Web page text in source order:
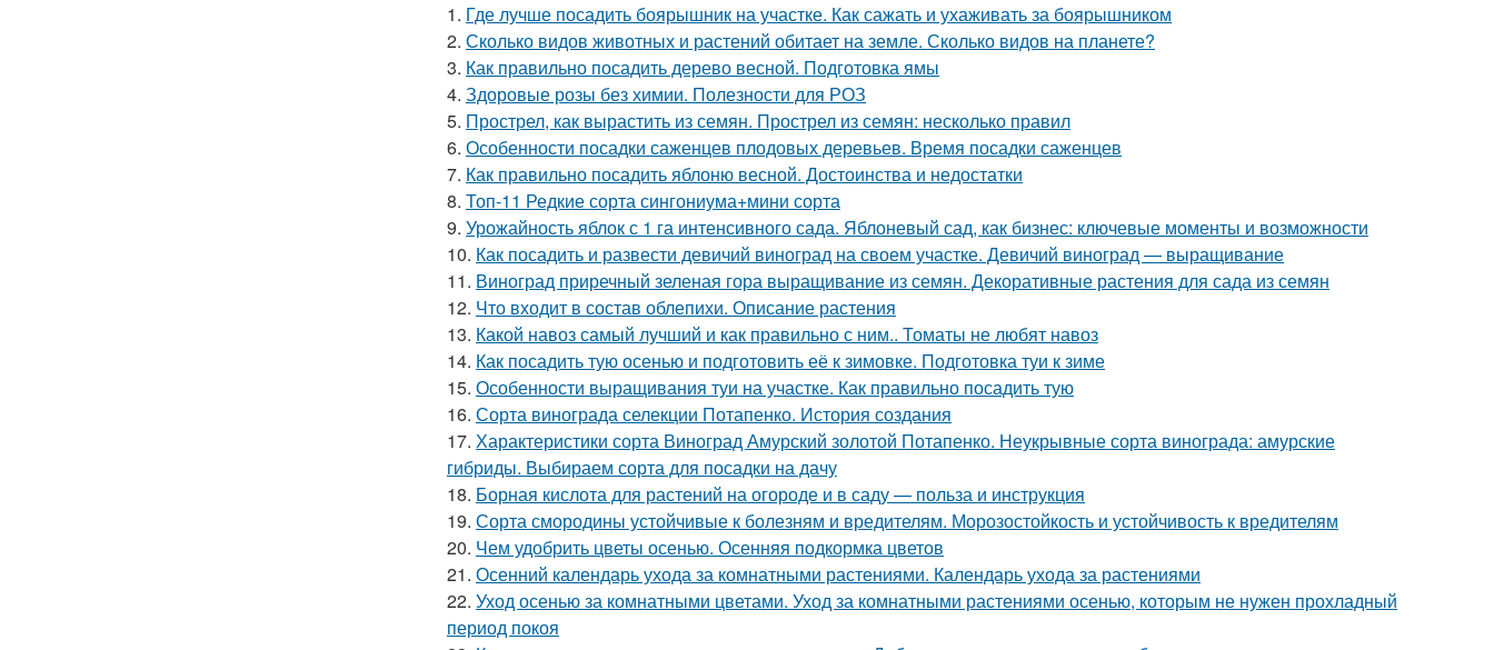
1. Где лучше посадить боярышник на участке. Как сажать и ухаживать за боярышником
2. Сколько видов животных и растений обитает на земле. Сколько видов на планете?
3. Как правильно посадить дерево весной. Подготовка ямы
4. Здоровые розы без химии. Полезности для РОЗ
5. Прострел, как вырастить из семян. Прострел из семян: несколько правил
6. Особенности посадки саженцев плодовых деревьев. Время посадки саженцев
7. Как правильно посадить яблоню весной. Достоинства и недостатки
8. Топ-11 Редкие сорта сингониума+мини сорта
9. Урожайность яблок с 1 га интенсивного сада. Яблоневый сад, как бизнес: ключевые моменты и возможности
10. Как посадить и развести девичий виноград на своем участке. Девичий виноград — выращивание
11. Виноград приречный зеленая гора выращивание из семян. Декоративные растения для сада из семян
12. Что входит в состав облепихи. Описание растения
13. Какой навоз самый лучший и как правильно с ним.. Томаты не любят навоз
14. Как посадить тую осенью и подготовить её к зимовке. Подготовка туи к зиме
15. Особенности выращивания туи на участке. Как правильно посадить тую
16. Сорта винограда селекции Потапенко. История создания
17. Характеристики сорта Виноград Амурский золотой Потапенко. Неукрывные сорта винограда: амурские
гибриды. Выбираем сорта для посадки на дачу
18. Борная кислота для растений на огороде и в саду — польза и инструкция
19. Сорта смородины устойчивые к болезням и вредителям. Морозостойкость и устойчивость к вредителям
20. Чем удобрить цветы осенью. Осенняя подкормка цветов
21. Осенний календарь ухода за комнатными растениями. Календарь ухода за растениями
22. Уход осенью за комнатными цветами. Уход за комнатными растениями осенью, которым не нужен прохладный
период покоя